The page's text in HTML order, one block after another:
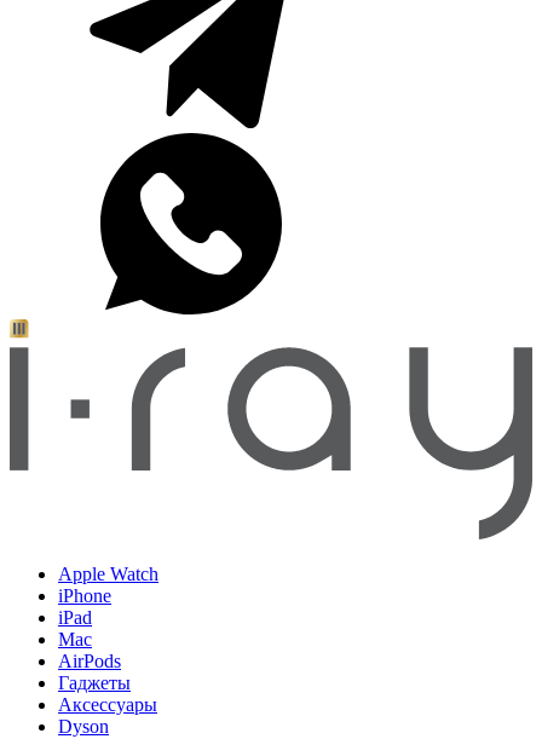
Apple Watch
iPhone
iPad
Mac
AirPods
Гаджеты
Аксессуары
Dyson